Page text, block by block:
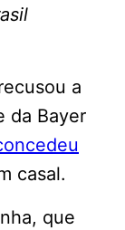
a
da Bayer
casal.
que